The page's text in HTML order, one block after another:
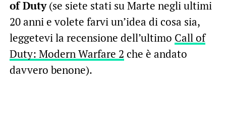
of Duty(se siete stati su Marte negli ultimi
20 anni e volete farvi un’idea di cosa sia,
leggetevi la recensione dell’ultimo Call of
Duty: Modern Warfare 2 che è andato
davvero benone).